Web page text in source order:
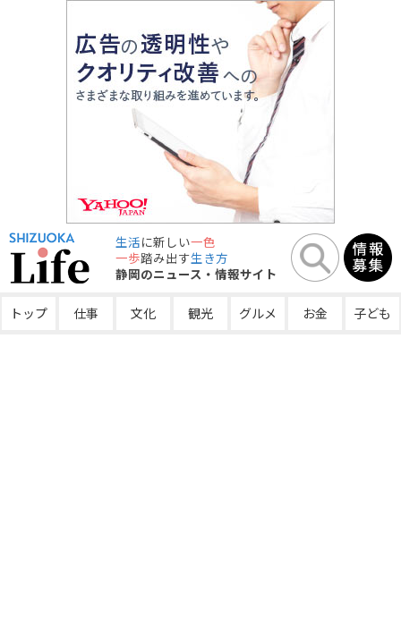
生活に新しい一色
一歩踏み出す生き方
静岡のニュース・情報サイト
トップ 仕事 文化 観光 グルメ お金 子ども